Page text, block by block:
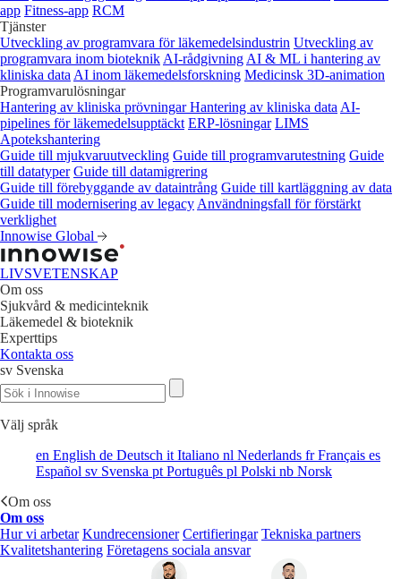
app Fitness-app RCM
Tjänster
Utveckling av programvara för läkemedelsindustrin Utveckling av
programvara inom bioteknik AI-rådgivning AI & ML i hantering av
kliniska data AI inom läkemedelsforskning Medicinsk 3D-animation
Programvarulösningar
Hantering av kliniska prövningarHantering av kliniska data AI-
pipelines för läkemedelsupptäckt ERP-lösningar LIMS
Apotekshantering
Guide till mjukvaruutveckling Guide till programvarutestning Guide
till datatyper Guide till datamigrering
Guide till förebyggande av dataintrång Guide till kartläggning av data
Guide till modernisering av legacy Användningsfall för förstärkt
verklighet
Innowise Global
LIVSVETENSKAP
Om oss
Sjukvård & medicinteknik
Läkemedel & bioteknik
Experttips
Kontakta oss
sv Svenska
Välj språk
en English de Deutsch it Italiano nl Nederlands frFrançais es
Español sv Svenska pt Português pl Polski nb Norsk
Om oss
Om oss
Hur vi arbetar Kundrecensioner Certifieringar Tekniska partners
Kvalitetshantering Företagens sociala ansvar